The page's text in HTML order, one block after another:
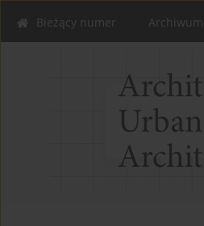
Bieżący numer Archiwum